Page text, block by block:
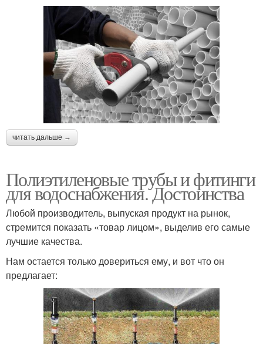
читать дальше →
Полиэтиленовые трубы и фитинги
для водоснабжения. Достоинства
Любой производитель, выпуская продукт на рынок,
стремится показать «товар лицом», выделив его самые
лучшие качества.
Нам остается только довериться ему, и вот что он
предлагает: